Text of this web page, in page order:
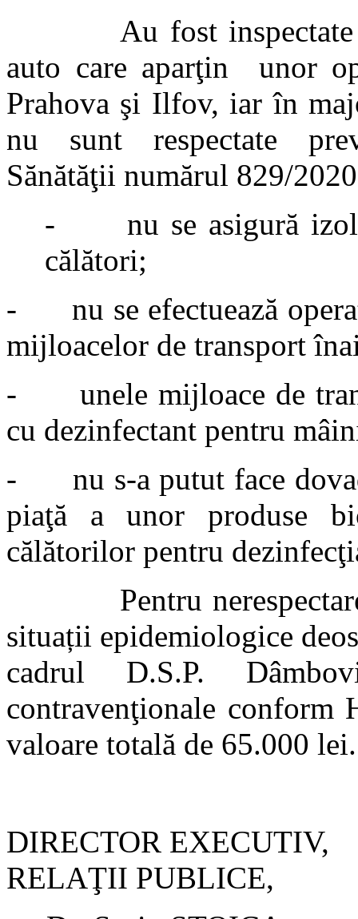
Au fost inspectate
auto care aparţin unor
Prahova şi Ilfov, iar în
nu sunt respectate
Sănătăţii numărul 829/
- nu se asigură
călători;
- nu se efectuează
mijloacelor de transport
- unele mijloace de
cu dezinfectant pentru
- nu s-a putut face
piaţă a unor produse
călătorilor pentru
Pentru nerespectarea
situații epidemiologice
cadrul D.S.P.
contravenţionale
valoare totală de 65.000 lei.
DIRECTOR
RELAŢII PUBLICE,